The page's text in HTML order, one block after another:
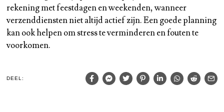
rekening met feestdagen en weekenden, wanneer
verzenddiensten niet altijd actief zijn. Een goede planning
kan ook helpen om stress te verminderen en fouten te
voorkomen.
DEEL: